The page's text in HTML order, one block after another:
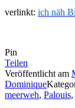
verlinkt: ich näh
Pin
Teilen
Veröffentlicht am
Dominique
meerweh, Palouis,